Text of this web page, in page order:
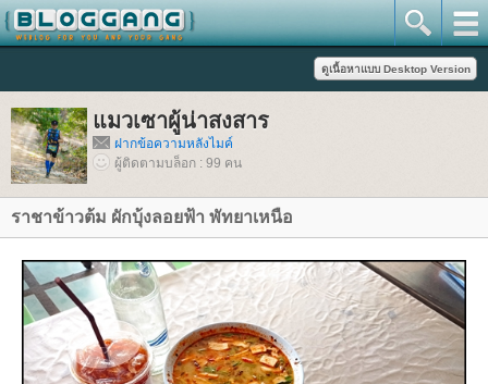
มวเซาผู้น่าสงสาร
ฝากข้อความหลังไมค์
ผู้ติดตามบล็อก : 99 คน
ราชาข้าวต้ม ผักบุ้งลอยฟ้า พัทยาเหนือ